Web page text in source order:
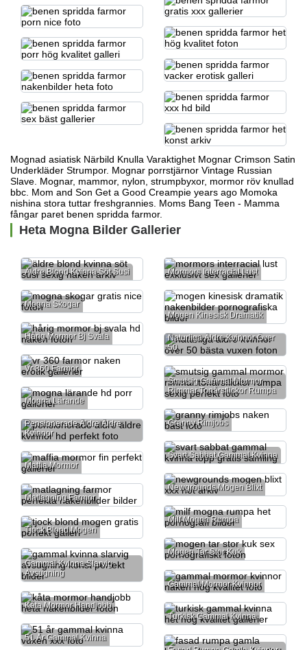
Mognad asiatisk Närbild Knulla Varaktighet Mognar Crimson Satin
Underkläder Strumpor. Mognar porrstjärnor Vintage Russian
Slave. Mognar, mammor, nylon, strumpbyxor, mormor röv knullad
bbc. Mom and Son Get a Good Creampie years ago Momoka
nishina stora tuttar freshgrannies. Moms Bang Teen - Mamma
fångar paret benen spridda farmor.
Heta Mogna Bilder Gallerier
Äldre Blond Kvinna Söt Susi Mormors Interracial Lust
Mogna Skogar
Mogen Kinesisk Dramatik
Hårig Mormor Bj Svala
Naturliga Äldre Kvinnor Över
50
Vr 360 Farmor
Smutsig Gammal Mormor
Rimmar Tonårsflickor Rumpa
Mogna Lärande
Granny Rimjobs
Pensionerade Äldre Äldre
Kvinnor
Svart Sabbat Gammal Kvinna
Maffia Mormor
Newgrounds Mogen Blixt
Matlagning Farmor
Milf Mogna Rumpa
Tjock Blond Mogen
Mogen Tar Stor Kuk
Gammal Kvinna Slarvig
Avsugning
Gammal Mormor Kvinnor
Kåta Mormor Handjobb
Turkisk Gammal Kvinna
51 År Gammal Kvinna